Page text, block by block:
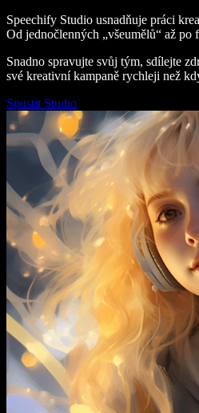
Speechify Studio usnadňuje práci
Od jednočlenných „všeumělů“ až po
Snadno spravujte svůj tým, sdílejte
své kreativní kampaně rychleji než
Spustit Studio